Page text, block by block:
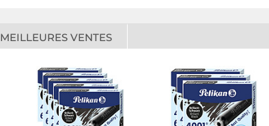
MEILLEURES VENTES